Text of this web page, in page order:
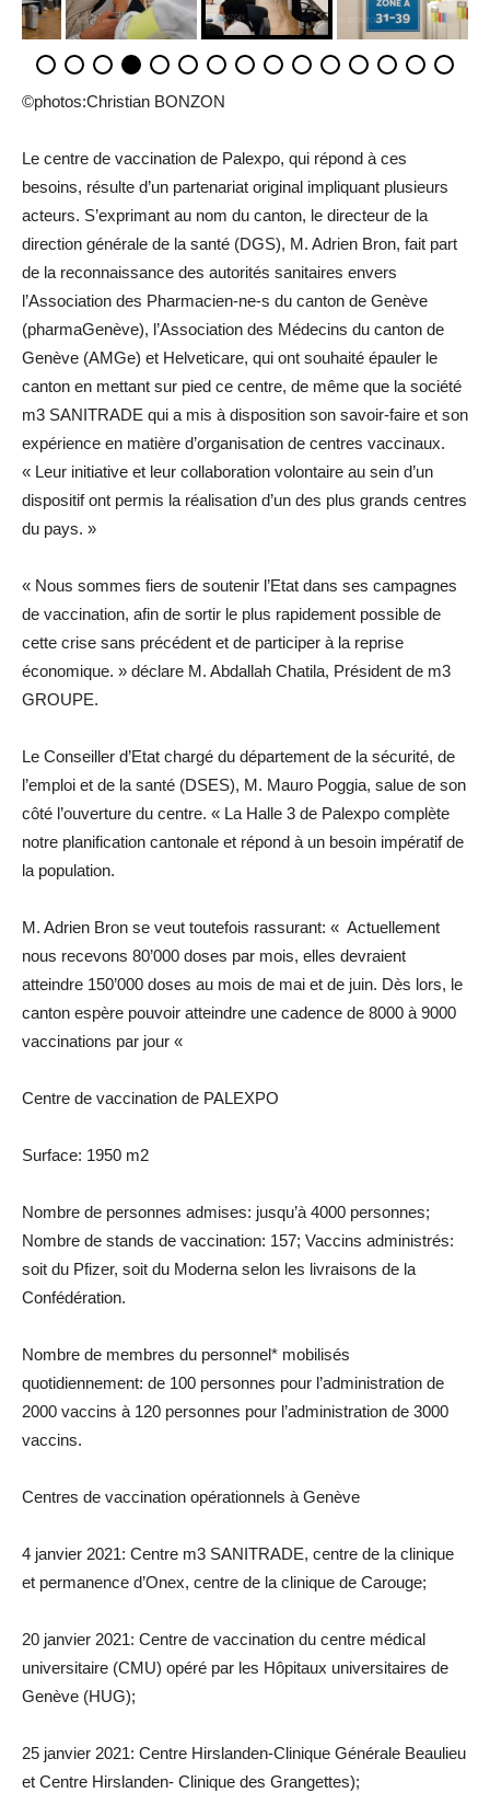
©photos:Christian BONZON
Le centre de vaccination de Palexpo, qui répond à ces
besoins, résulte d’un partenariat original impliquant plusieurs
acteurs. S’exprimant au nom du canton, le directeur de la
direction générale de la santé (DGS), M. Adrien Bron, fait part
de la reconnaissance des autorités sanitaires envers
l’Association des Pharmacien-ne-s du canton de Genève
(pharmaGenève), l’Association des Médecins du canton de
Genève (AMGe) et Helveticare, qui ont souhaité épauler le
canton en mettant sur pied ce centre, de même que la société
m3 SANITRADE qui a mis à disposition son savoir-faire et son
expérience en matière d’organisation de centres vaccinaux.
« Leur initiative et leur collaboration volontaire au sein d’un
dispositif ont permis la réalisation d’un des plus grands centres
du pays. »
« Nous sommes fiers de soutenir l’Etat dans ses campagnes
de vaccination, afin de sortir le plus rapidement possible de
cette crise sans précédent et de participer à la reprise
économique. » déclare M. Abdallah Chatila, Président de m3
GROUPE.
Le Conseiller d’Etat chargé du département de la sécurité, de
l’emploi et de la santé (DSES), M. Mauro Poggia, salue de son
côté l’ouverture du centre. « La Halle 3 de Palexpo complète
notre planification cantonale et répond à un besoin impératif de
la population.
M. Adrien Bron se veut toutefois rassurant: « Actuellement
nous recevons 80’000 doses par mois, elles devraient
atteindre 150’000 doses au mois de mai et de juin. Dès lors, le
canton espère pouvoir atteindre une cadence de 8000 à 9000
vaccinations par jour «
Centre de vaccination de PALEXPO
Surface: 1950 m2
Nombre de personnes admises: jusqu’à 4000 personnes;
Nombre de stands de vaccination: 157; Vaccins administrés:
soit du Pfizer, soit du Moderna selon les livraisons de la
Confédération.
Nombre de membres du personnel* mobilisés
quotidiennement: de 100 personnes pour l’administration de
2000 vaccins à 120 personnes pour l’administration de 3000
vaccins.
Centres de vaccination opérationnels à Genève
4 janvier 2021: Centre m3 SANITRADE, centre de la clinique
et permanence d’Onex, centre de la clinique de Carouge;
20 janvier 2021: Centre de vaccination du centre médical
universitaire (CMU) opéré par les Hôpitaux universitaires de
Genève (HUG);
25 janvier 2021: Centre Hirslanden-Clinique Générale Beaulieu
et Centre Hirslanden- Clinique des Grangettes);